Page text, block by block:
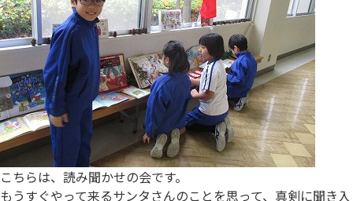
こちらは、読み聞かせの会です。
もうすぐやって来るサンタさんのことを思って、真剣に聞き入